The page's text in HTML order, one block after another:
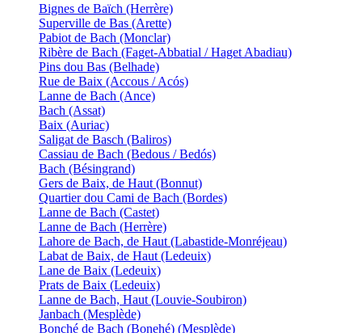
Bignes de Baïch (Herrère)
Superville de Bas (Arette)
Pabiot de Bach (Monclar)
Ribère de Bach (Faget-Abbatial / Haget Abadiau)
Pins dou Bas (Belhade)
Rue de Baix (Accous / Acós)
Lanne de Bach (Ance)
Bach (Assat)
Baix (Auriac)
Saligat de Basch (Baliros)
Cassiau de Bach (Bedous / Bedós)
Bach (Bésingrand)
Gers de Baix, de Haut (Bonnut)
Quartier dou Cami de Bach (Bordes)
Lanne de Bach (Castet)
Lanne de Bach (Herrère)
Lahore de Bach, de Haut (Labastide-Monréjeau)
Labat de Baix, de Haut (Ledeuix)
Lane de Baix (Ledeuix)
Prats de Baix (Ledeuix)
Lanne de Bach, Haut (Louvie-Soubiron)
Janbach (Mesplède)
Bonché de Bach (Bonehé) (Mesplède)